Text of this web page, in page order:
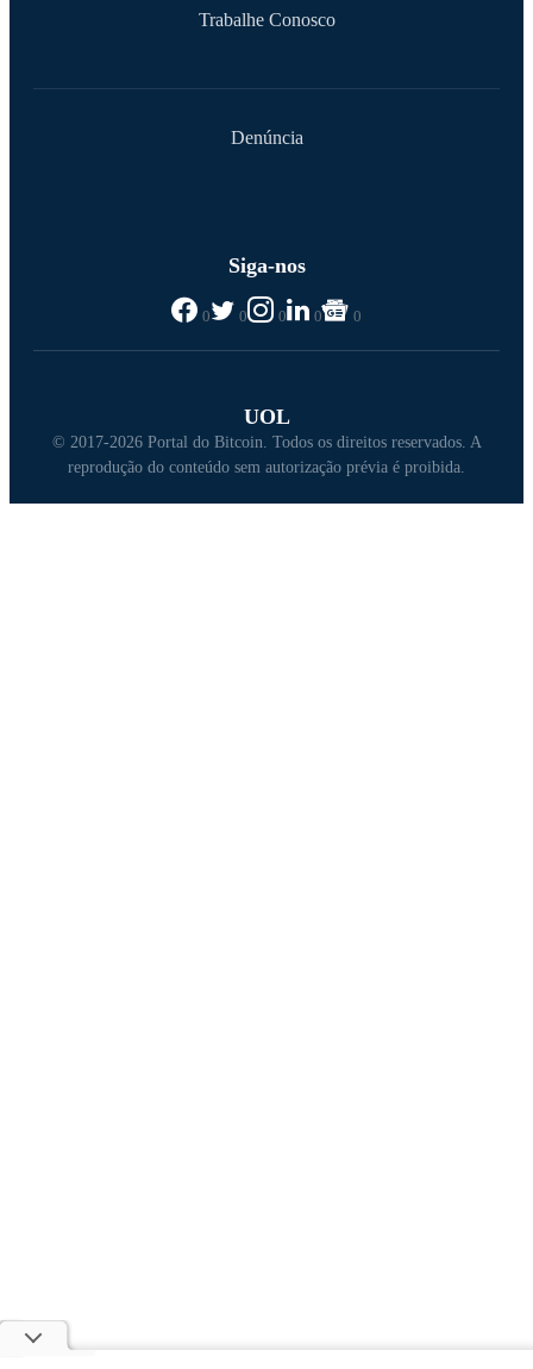
Trabalhe Conosco
Denúncia
Siga-nos
0 0 0 0 0
UOL
© 2017-2026 Portal do Bitcoin. Todos os direitos reservados. A
reprodução do conteúdo sem autorização prévia é proibida.